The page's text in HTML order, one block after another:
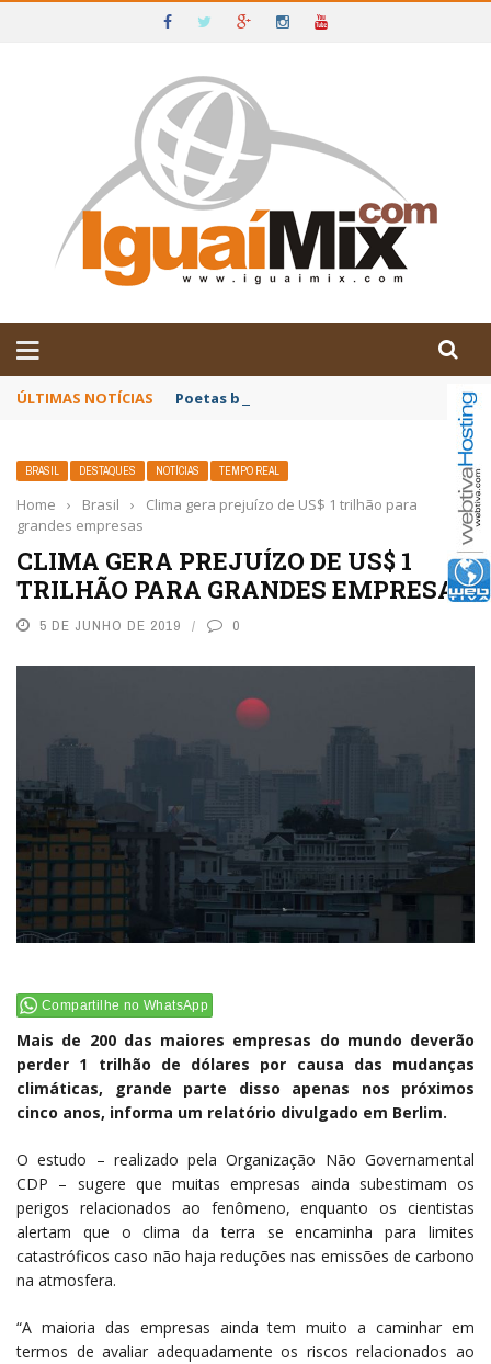
IGUAÍ E SUDOESTE DA BAHIA
ÚLTIMAS NOTÍCIAS Poetas baianos representam o Brasil no
BRASIL DESTAQUES NOTÍCIAS TEMPO REAL
Home › Brasil ›
Clima gera prejuízo de US$ 1 trilhão para
grandes empresas
CLIMA GERA PREJUÍZO DE US$ 1
TRILHÃO PARA GRANDES EMPRESAS
5 DE JUNHO DE 2019 0
Compartilhe no WhatsApp
Mais de 200 das maiores empresas do mundo deverão
perder 1 trilhão de dólares por causa das mudanças
climáticas, grande parte disso apenas nos próximos
cinco anos, informa um relatório divulgado em Berlim.
O estudo – realizado pela Organização Não Governamental
CDP – sugere que muitas empresas ainda subestimam os
perigos relacionados ao fenômeno, enquanto os cientistas
alertam que o clima da terra se encaminha para limites
catastróficos caso não haja reduções nas emissões de carbono
na atmosfera.
“A maioria das empresas ainda tem muito a caminhar em
termos de avaliar adequadamente os riscos relacionados ao